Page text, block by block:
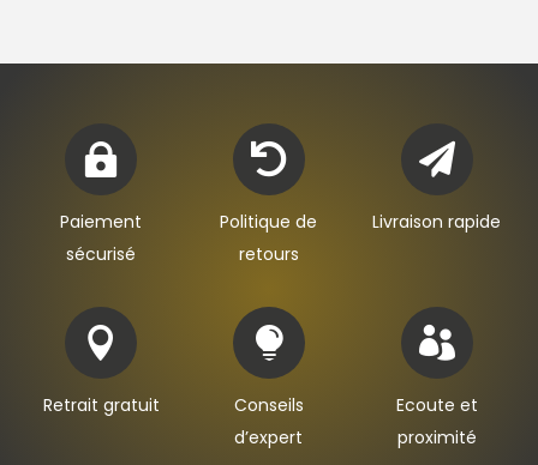

Paiement
sécurisé

Politique de
retours

Livraison rapide

Retrait gratuit

Conseils
d’expert

Ecoute et
proximité